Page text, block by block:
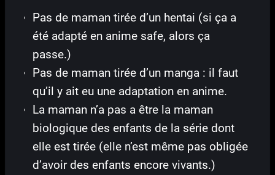
Pas de maman tirée d’un hentai (si ça a
été adapté en anime safe, alors ça
passe.)
Pas de maman tirée d’un manga : il faut
qu’il y ait eu une adaptation en anime.
La maman n’a pas a être la maman
biologique des enfants de la série dont
elle est tirée (elle n’est même pas obligée
d’avoir des enfants encore vivants.)